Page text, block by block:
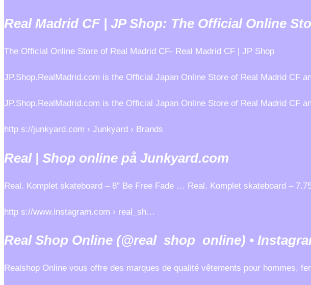
Real Madrid CF | JP Shop: The Official Online
The Official Online Store of Real Madrid CF- Real Madrid CF | JP Shop
JP.Shop.RealMadrid.com is the Official Japan Online Store of Real Madrid CF
JP.Shop.RealMadrid.com is the Official Japan Online Store of Real Madrid CF
http s://junkyard.com › Junkyard › Brands
Real | Shop online på Junkyard.com
Real. Komplet skateboard – 8″ Be Free Fade … Real. Komplet skateboard –
http s://www.instagram.com › real_sh…
Real Shop Online (@real_shop_online) •
Realshop Online vous offre des marques de qualité vêtements pour hommes,